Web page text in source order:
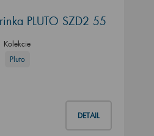
PLUTO SZD2 55
Kolekcie
Pluto
DETAIL